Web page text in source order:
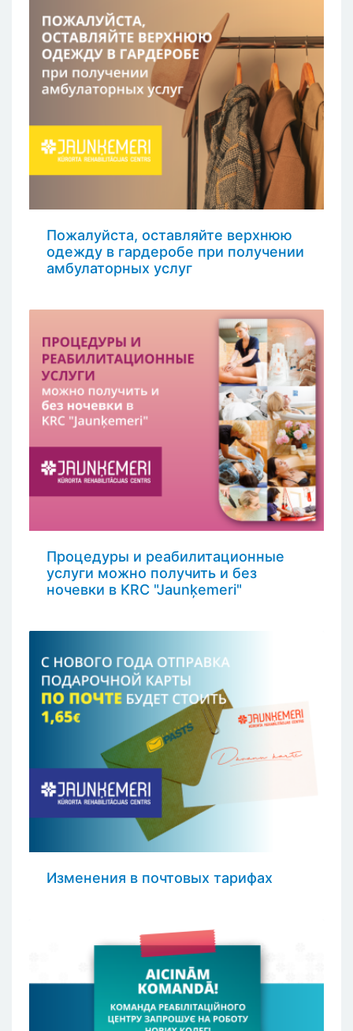
Пожалуйста, оставляйте верхнюю
одежду в гардеробе при получении
амбулаторных услуг
Процедуры и реабилитационные
услуги можно получить и без
ночевки в KRC "Jaunķemeri"
Изменения в почтовых тарифах